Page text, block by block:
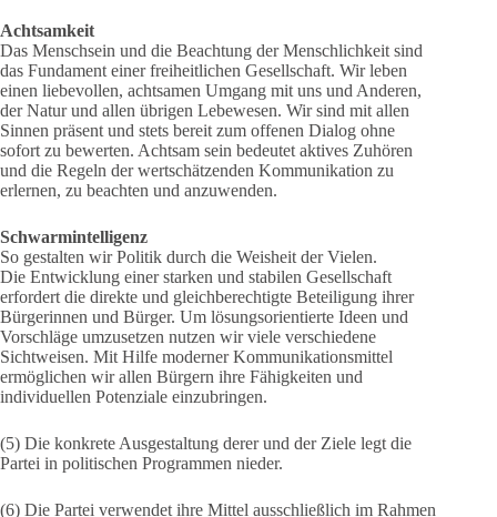
Achtsamkeit
Das Menschsein und die Beachtung der Menschlichkeit sind
das Fundament einer freiheitlichen Gesellschaft. Wir leben
einen liebevollen, achtsamen Umgang mit uns und Anderen,
der Natur und allen übrigen Lebewesen. Wir sind mit allen
Sinnen präsent und stets bereit zum offenen Dialog ohne
sofort zu bewerten. Achtsam sein bedeutet aktives Zuhören
und die Regeln der wertschätzenden Kommunikation zu
erlernen, zu beachten und anzuwenden.
Schwarmintelligenz
So gestalten wir Politik durch die Weisheit der Vielen.
Die Entwicklung einer starken und stabilen Gesellschaft
erfordert die direkte und gleichberechtigte Beteiligung ihrer
Bürgerinnen und Bürger. Um lösungsorientierte Ideen und
Vorschläge umzusetzen nutzen wir viele verschiedene
Sichtweisen. Mit Hilfe moderner Kommunikationsmittel
ermöglichen wir allen Bürgern ihre Fähigkeiten und
individuellen Potenziale einzubringen.
(5) Die konkrete Ausgestaltung derer und der Ziele legt die
Partei in politischen Programmen nieder.
(6) Die Partei verwendet ihre Mittel ausschließlich im Rahmen